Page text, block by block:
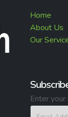
Home
About Us
Our
Enter